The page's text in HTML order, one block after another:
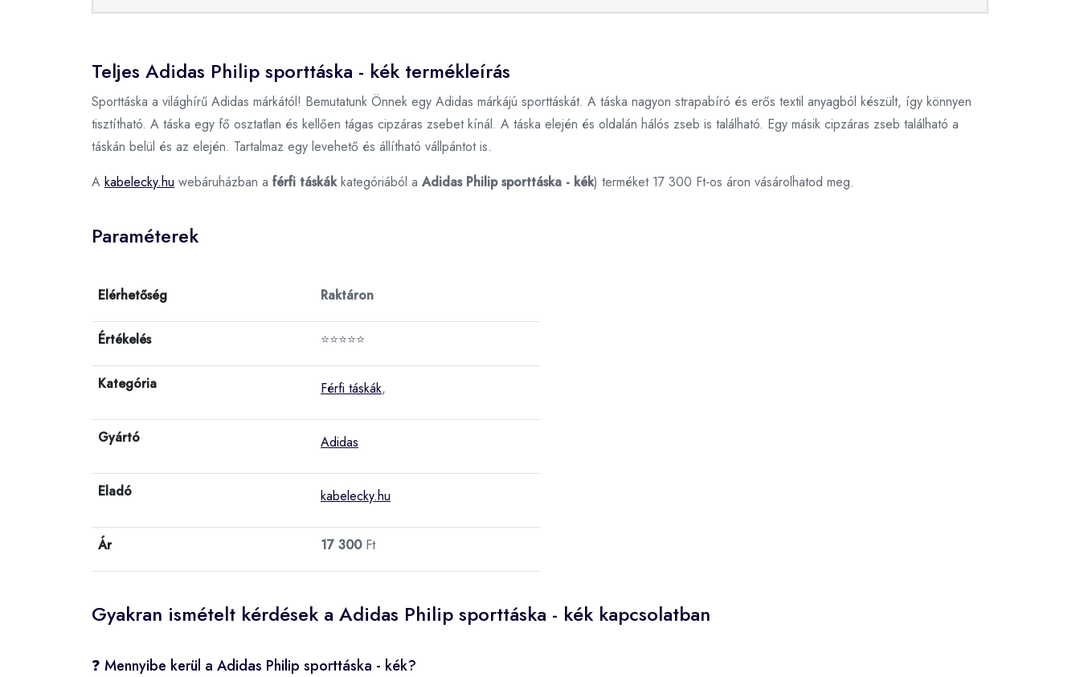
Teljes Adidas Philip sporttáska - kék termékleírás
Sporttáska a világhírű Adidas márkától! Bemutatunk Önnek egy Adidas márkájú sporttáskát. A táska nagyon strapabíró és erős textil anyagból készült, így könnyen
tisztítható. A táska egy fő osztatlan és kellően tágas cipzáras zsebet kínál. A táska elején és oldalán hálós zseb is található. Egy másik cipzáras zseb található a
táskán belül és az elején. Tartalmaz egy levehető és állítható vállpántot is.
A kabelecky.hu webáruházban a férfi táskákkategóriából a Adidas Philip sporttáska - kék) terméket 17 300 Ft-os áron vásárolhatod meg.
Paraméterek
Elérhetőség Raktáron
Értékelés ⭐⭐⭐⭐⭐
Kategória Férfi táskák,
Gyártó Adidas
Eladó kabelecky.hu
Ár 17 300Ft
Gyakran ismételt kérdések a Adidas Philip sporttáska - kék kapcsolatban
❓ Mennyibe kerül a Adidas Philip sporttáska - kék?